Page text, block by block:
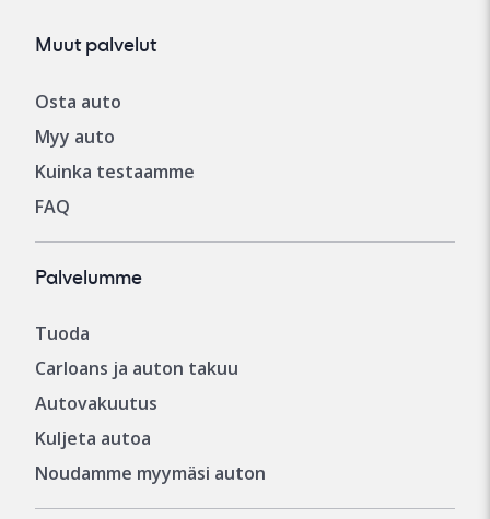
Muut palvelut
Osta auto
Myy auto
Kuinka testaamme
FAQ
Palvelumme
Tuoda
Carloans ja auton takuu
Autovakuutus
Kuljeta autoa
Noudamme myymäsi auton